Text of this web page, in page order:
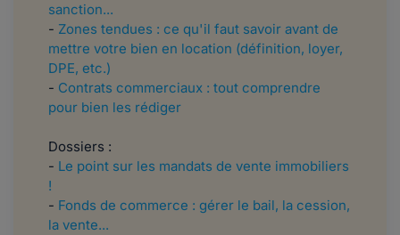
sanction...
- Zones tendues : ce qu'il faut savoir avant de
mettre votre bien en location (définition, loyer,
DPE, etc.)
- Contrats commerciaux : tout comprendre
pour bien les rédiger
Dossiers :
- Le point sur les mandats de vente immobiliers
!
- Fonds de commerce : gérer le bail, la cession,
la vente...